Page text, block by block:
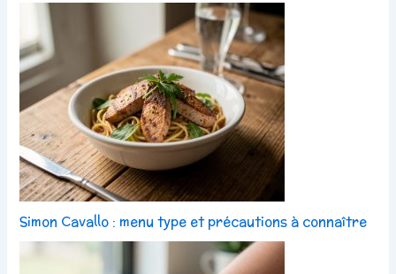
Simon Cavallo : menu type et précautions à connaître